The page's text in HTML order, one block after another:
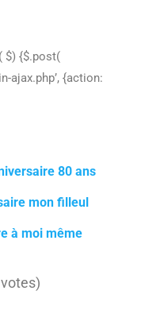
$) {$.post(
ajax.php’, {action:
80 ans
mon filleul
à moi même